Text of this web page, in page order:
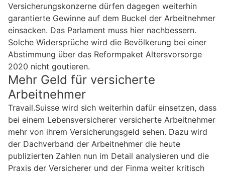
Versicherungskonzerne dürfen dagegen weiterhin
garantierte Gewinne auf dem Buckel der Arbeitnehmer
einsacken. Das Parlament muss hier nachbessern.
Solche Widersprüche wird die Bevölkerung bei einer
Abstimmung über das Reformpaket Altersvorsorge
2020 nicht goutieren.
Mehr Geld für versicherte
Arbeitnehmer
Travail.Suisse wird sich weiterhin dafür einsetzen, dass
bei einem Lebensversicherer versicherte Arbeitnehmer
mehr von ihrem Versicherungsgeld sehen. Dazu wird
der Dachverband der Arbeitnehmer die heute
publizierten Zahlen nun im Detail analysieren und die
Praxis der Versicherer und der Finma weiter kritisch